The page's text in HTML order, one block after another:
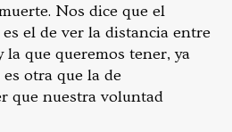
Nos dice que el
el de ver la distancia entre
la que queremos tener, ya
otra que la de
que nuestra voluntad